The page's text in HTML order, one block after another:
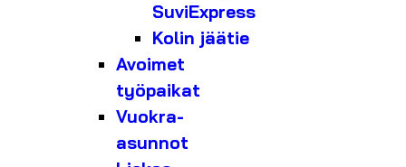
SuviExpress
Kolin jäätie
Avoimet
työpaikat
Vuokra-
asunnot